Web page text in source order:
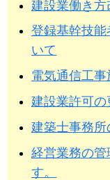
建設業働き方
登録基幹技
いて
電気通信工事
建設業許可の
建築士事務所
経営業務の
す。